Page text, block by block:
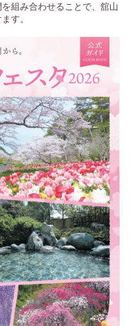
組み合わせることで、舘山
す。